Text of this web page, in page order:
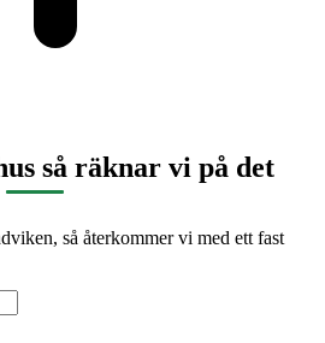
så räknar vi på det
så återkommer vi med ett fast